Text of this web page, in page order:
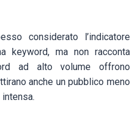
considerato l’indicatore
keyword, ma non racconta
ad alto volume offrono
anche un pubblico meno